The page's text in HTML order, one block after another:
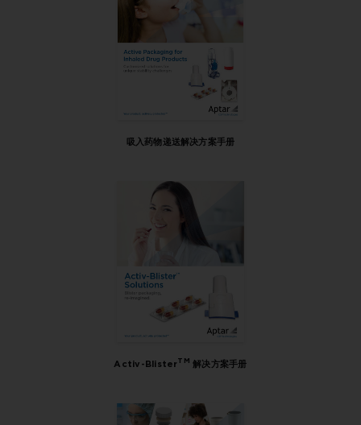
吸入药物递送解决方案手册
Activ-BlisterTM 解决方案手册